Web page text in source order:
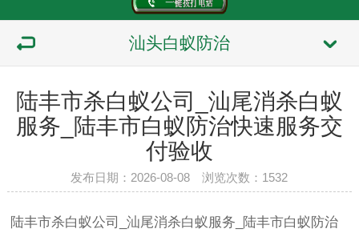
汕头白蚁防治
陆丰市杀白蚁公司_汕尾消杀白蚁
服务_陆丰市白蚁防治快速服务交
付验收
发布日期：2026-08-08 浏览次数： 1532
陆丰市杀白蚁公司_汕尾消杀白蚁服务_陆丰市白蚁防治